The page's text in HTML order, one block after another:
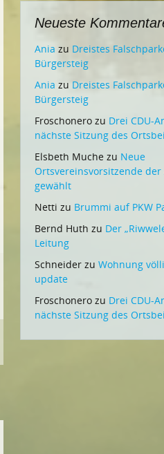
Neueste
Ania zu Dreistes
Bürgersteig
Ania zu Dreistes
Bürgersteig
Froschonero zu Drei CDU-
nächste Sitzung des
Elsbeth Muche zu Neue
Ortsvereinsvorsitzende der
gewählt
Netti zu Brummi auf PKW
Bernd Huth zu Der
Leitung
Schneider zu Wohnung
update
Froschonero zu Drei CDU-
nächste Sitzung des